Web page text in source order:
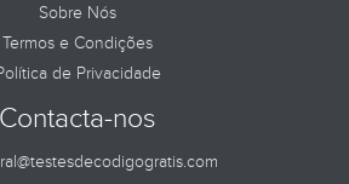
Sobre Nós
Termos e Condições
de Privacidade
Contacta-nos